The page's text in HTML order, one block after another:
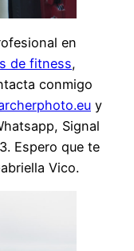
en
de fitness,
conmigo
y
Signal
Espero que te
Vico.